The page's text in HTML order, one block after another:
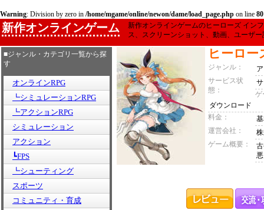
Warning: Division by zero in /home/mgame/online/newon/dame/load_page.php on line 80
新作オンラインゲーム
新作オンラインゲームのヒーローズ イン
ス、スクリーンショット、動画、ユーザ
■ジャンル・カテゴリ一覧から探
す
オンラインRPG
┗シミュレーションRPG
┗アクションRPG
シミュレーション
アクション
┗FPS
┗シューティング
スポーツ
コミュニティ・育成
ヒーロ
ジャンル：
サービス状
態：
ゲ
ダウンロード
料金：
運営会社：
ゲーム概要：